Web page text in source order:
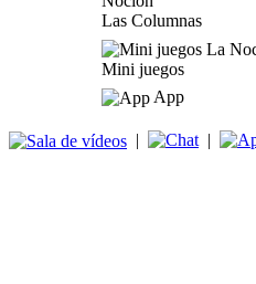
Las Columnas
Mini juegos
App
| |